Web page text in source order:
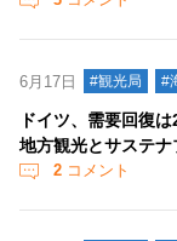
6月17日 #観光局 #
ドイツ、需要回復
地方観光とサステ
2 コメント